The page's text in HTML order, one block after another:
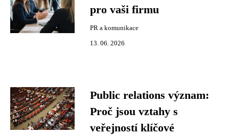
pro vaši firmu
PR a komunikace
13. 06. 2026
Public relations význam:
Proč jsou vztahy s
veřejností klíčové